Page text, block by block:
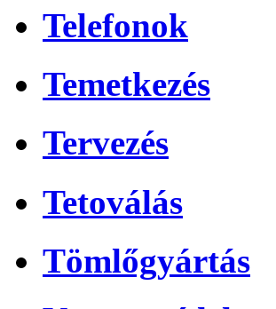
Telefonok
Temetkezés
Tervezés
Tetoválás
Tömlőgyártás